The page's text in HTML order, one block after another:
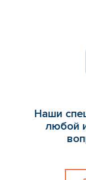
Наши
любой